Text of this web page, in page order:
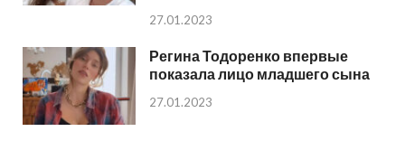
27.01.2023
Регина Тодоренко впервые
показала лицо младшего сына
27.01.2023